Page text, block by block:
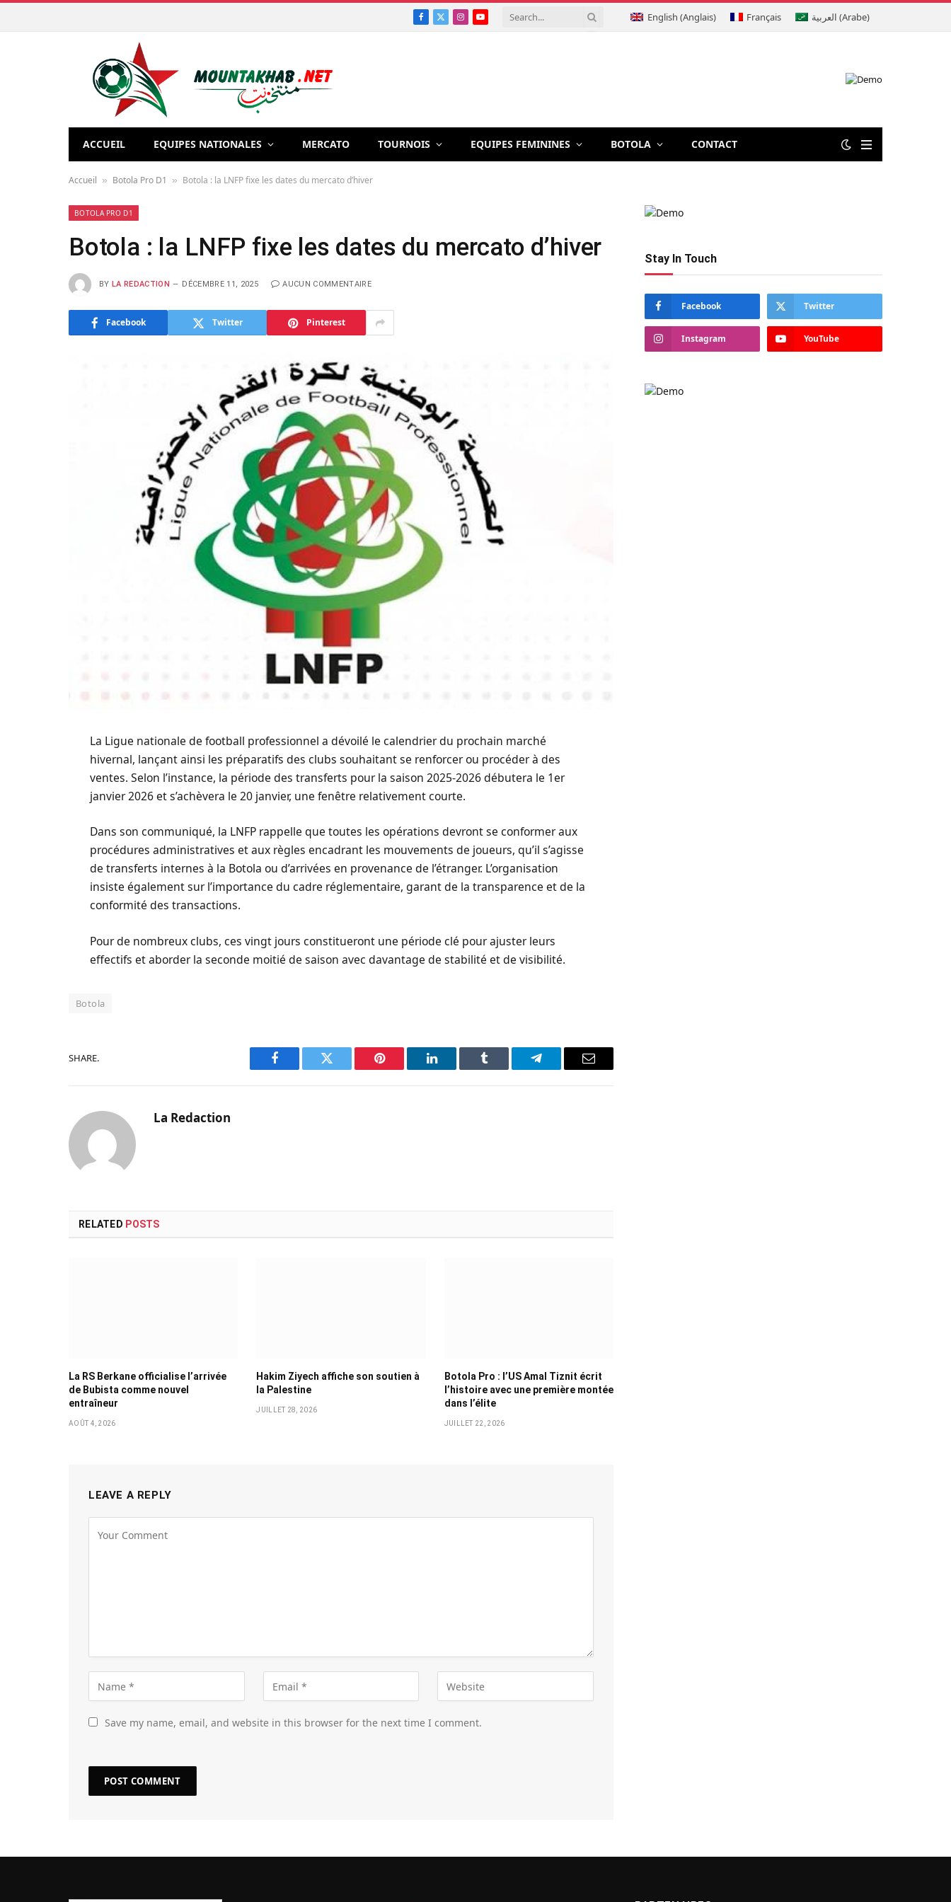
Facebook
X
Instagram
YouTube English (Anglais) Français العربية (Arabe)
ACCUEIL EQUIPES NATIONALES MERCATO TOURNOIS EQUIPES FEMININES BOTOLA CONTACT
Accueil » Botola Pro D1 » Botola : la LNFP fixe les dates du mercato d’hiver
BOTOLA PRO D1
Botola : la LNFP fixe les dates du mercato d’hiver
BY LA REDACTION DÉCEMBRE 11, 2025 AUCUN COMMENTAIRE
Facebook Twitter Pinterest
La Ligue nationale de football professionnel a dévoilé le calendrier du prochain marché
hivernal, lançant ainsi les préparatifs des clubs souhaitant se renforcer ou procéder à des
ventes. Selon l’instance, la période des transferts pour la saison 2025-2026 débutera le 1er
janvier 2026 et s’achèvera le 20 janvier, une fenêtre relativement courte.
Dans son communiqué, la LNFP rappelle que toutes les opérations devront se conformer aux
procédures administratives et aux règles encadrant les mouvements de joueurs, qu’il s’agisse
de transferts internes à la Botola ou d’arrivées en provenance de l’étranger. L’organisation
insiste également sur l’importance du cadre réglementaire, garant de la transparence et de la
conformité des transactions.
Pour de nombreux clubs, ces vingt jours constitueront une période clé pour ajuster leurs
effectifs et aborder la seconde moitié de saison avec davantage de stabilité et de visibilité.
Botola
SHARE.
Facebook Twitter Pinterest LinkedIn Tumblr Telegram Email
La Redaction
RELATED POSTS
La RS Berkane officialise l’arrivée
de Bubista comme nouvel
entraîneur
AOÛT 4, 2026
Hakim Ziyech affiche son soutien à
la Palestine
JUILLET 28, 2026
Botola Pro : l’US Amal Tiznit écrit
l’histoire avec une première montée
dans l’élite
JUILLET 22, 2026
LEAVE A REPLY
Save my name, email, and website in this browser for the next time I comment.
Stay In Touch
Facebook Twitter
Instagram YouTube